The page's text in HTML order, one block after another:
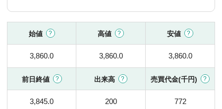
始値 高値 安値
3,860.0 3,860.0 3,860.0
前日終値 出来高 売買代金(千円)
3,845.0 200 772